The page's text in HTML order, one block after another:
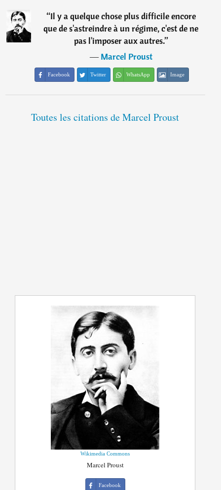
“Il y a quelque chose plus difficile encore
que de s'astreindre à un régime, c'est de ne
pas l'imposer aux autres.”
―Marcel Proust
Facebook Twitter WhatsApp Image
Toutes les citations de Marcel Proust
Wikimedia Commons
Marcel Proust
Facebook